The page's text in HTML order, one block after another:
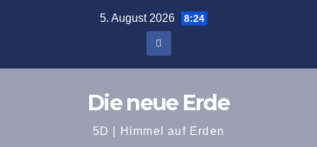
5. August 2026 8:24
Die neue Erde
5D | Himmel auf Erden